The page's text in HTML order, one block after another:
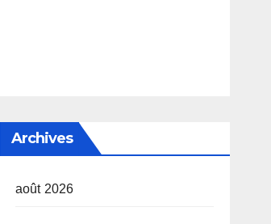
Archives
août 2026